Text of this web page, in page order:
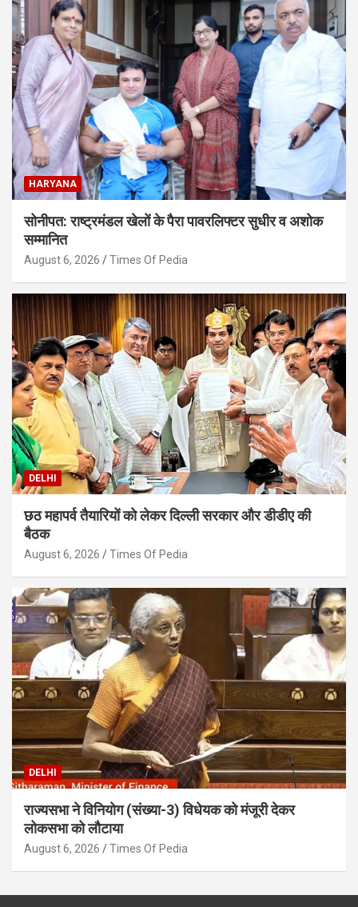
HARYANA
सोनीपत: राष्ट्रमंडल खेलों के पैरा पावरलिफ्टर सुधीर व अशोक
सम्मानित
August 6, 2026 Times Of Pedia
DELHI
छठ महापर्व तैयारियों को लेकर दिल्ली सरकार और डीडीए की
बैठक
August 6, 2026 Times Of Pedia
DELHI
राज्यसभा ने विनियोग (संख्या-3) विधेयक को मंजूरी देकर
लोकसभा को लौटाया
August 6, 2026 Times Of Pedia